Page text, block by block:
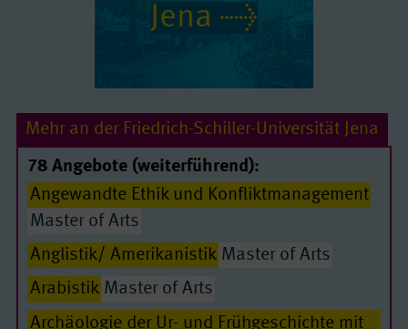
Jena
Mehr an der Friedrich-Schiller-Universität Jena
78 Angebote (weiterführend):
Angewandte Ethik und Konfliktmanagement
Master of Arts
Anglistik/ Amerikanistik Master of Arts
Arabistik Master of Arts
Archäologie der Ur- und Frühgeschichte mit